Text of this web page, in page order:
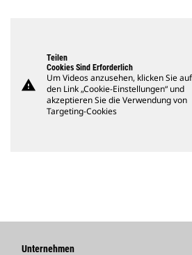
warning
Teilen
Cookies Sind Erforderlich
Um Videos anzusehen, klicken Sie auf
den Link „Cookie-Einstellungen“ und
akzeptieren Sie die Verwendung von
Targeting-Cookies
Unternehmen